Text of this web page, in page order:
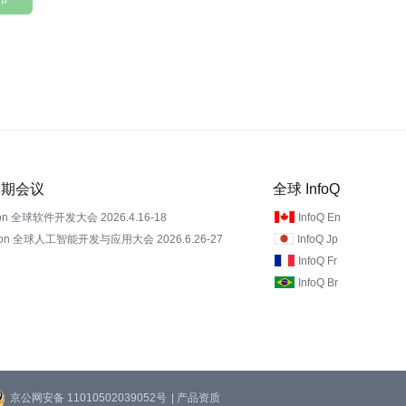
会议
全球软件开发大会 2026.4.16-18
全球人工智能开发与应用大会 2026.6.26-27
全球 InfoQ
InfoQ En
InfoQ Jp
InfoQ Fr
InfoQ Br
京公网安备 11010502039052号 | 产品资质